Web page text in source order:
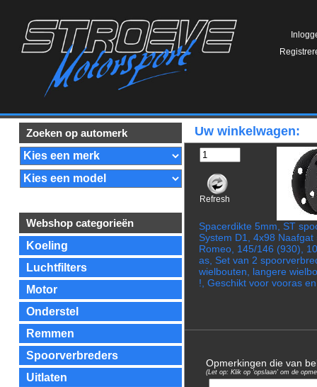
Zoeken op automerk
Webshop categorieën
Koeling
Luchtfilters
Motor
Onderstel
Remmen
Spoorverbreders
Uitlaten
Uw winkelwagen:
Refresh
Spacerdikte 5mm, ST
System D1, 4x98 Naafgat
Romeo, 145/146 (930),
as, Set van 2
wielbouten, langere
!, Geschikt voor vooras
Opmerkingen die van
(Let op: Klik op 'opslaan' om de